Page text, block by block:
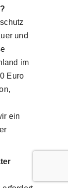
und
im
Euro
ein